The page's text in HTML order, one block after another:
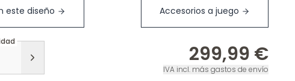
este diseño Accesorios a juego
299,99 €
IVA incl. más gastos de envío